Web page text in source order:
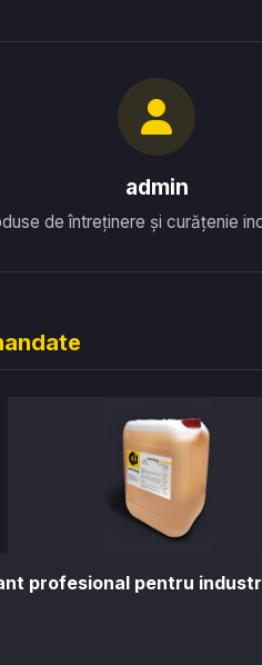
admin
de întreținere și curățenie
profesional pentru